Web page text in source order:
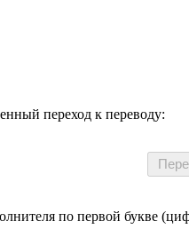
переход к переводу:
по первой букве